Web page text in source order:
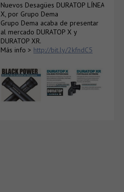
Nuevos Desagües DURATOP LÍNEA
X, por Grupo Dema
Grupo Dema acaba de presentar
al mercado DURATOP X y
DURATOP XR.
Más info > http://bit.ly/2kfndC5